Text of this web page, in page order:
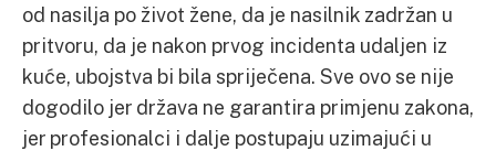
od nasilja po život žene, da je nasilnik zadržan u
pritvoru, da je nakon prvog incidenta udaljen iz
kuće, ubojstva bi bila spriječena. Sve ovo se nije
dogodilo jer država ne garantira primjenu zakona,
jer profesionalci i dalje postupaju uzimajući u